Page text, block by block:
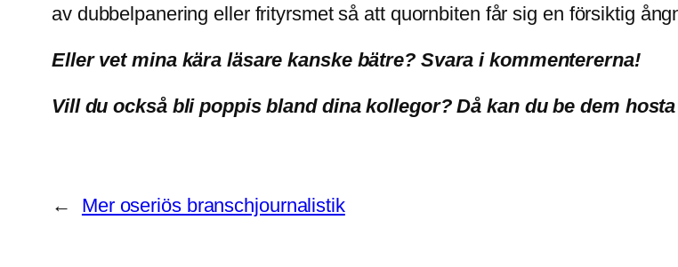
av dubbelpanering eller frityrsmet så att quornbiten får sig en försiktig
Eller vet mina kära läsare kanske bätre? Svara i kommentererna!
Vill du också bli poppis bland dina kollegor? Då kan du be dem
← Mer oseriös branschjournalistik